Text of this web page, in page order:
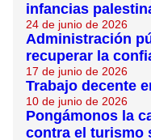
infancias
24 de junio de 2026
Administración
recuperar la
17 de junio de 2026
Trabajo decente
10 de junio de 2026
Pongámonos la
contra el turismo